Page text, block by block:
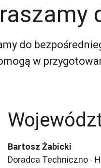
do
w
Bartosz Żabicki
Doradca Techniczno -